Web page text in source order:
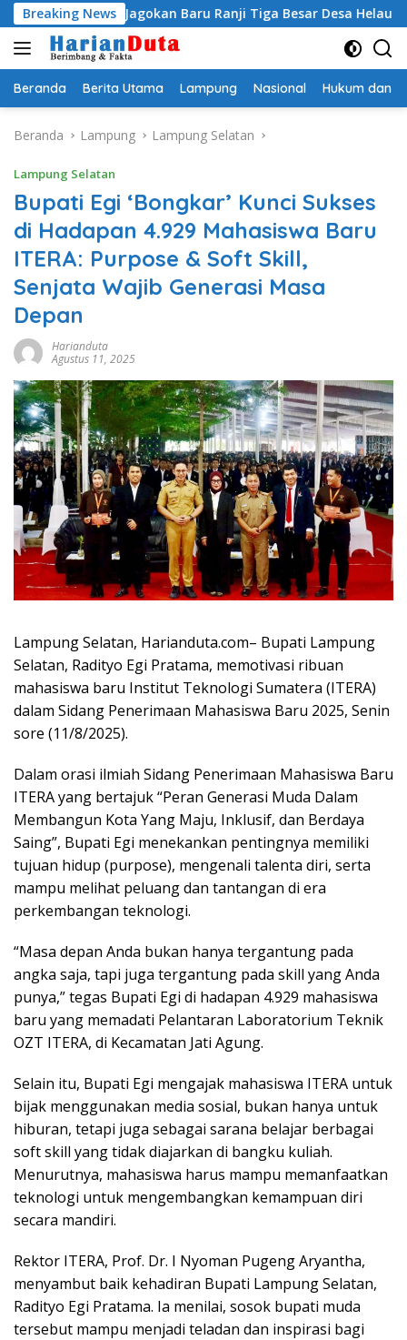
Langsung
ke
konten
Breaking News
Egi Jagokan Baru Ranji Tiga Besar Desa Helau
Beranda Berita Utama Lampung Nasional Hukum dan
Beranda Lampung Lampung Selatan
Lampung Selatan
Bupati Egi ‘Bongkar’ Kunci Sukses
di Hadapan 4.929 Mahasiswa Baru
ITERA: Purpose & Soft Skill,
Senjata Wajib Generasi Masa
Depan
Harianduta
Agustus 11, 2025
Lampung Selatan, Harianduta.com– Bupati Lampung
Selatan, Radityo Egi Pratama, memotivasi ribuan
mahasiswa baru Institut Teknologi Sumatera (ITERA)
dalam Sidang Penerimaan Mahasiswa Baru 2025, Senin
sore (11/8/2025).
Dalam orasi ilmiah Sidang Penerimaan Mahasiswa Baru
ITERA yang bertajuk “Peran Generasi Muda Dalam
Membangun Kota Yang Maju, Inklusif, dan Berdaya
Saing”, Bupati Egi menekankan pentingnya memiliki
tujuan hidup (purpose), mengenali talenta diri, serta
mampu melihat peluang dan tantangan di era
perkembangan teknologi.
“Masa depan Anda bukan hanya tergantung pada
angka saja, tapi juga tergantung pada skill yang Anda
punya,” tegas Bupati Egi di hadapan 4.929 mahasiswa
baru yang memadati Pelantaran Laboratorium Teknik
OZT ITERA, di Kecamatan Jati Agung.
Selain itu, Bupati Egi mengajak mahasiswa ITERA untuk
bijak menggunakan media sosial, bukan hanya untuk
hiburan, tetapi juga sebagai sarana belajar berbagai
soft skill yang tidak diajarkan di bangku kuliah.
Menurutnya, mahasiswa harus mampu memanfaatkan
teknologi untuk mengembangkan kemampuan diri
secara mandiri.
Rektor ITERA, Prof. Dr. I Nyoman Pugeng Aryantha,
menyambut baik kehadiran Bupati Lampung Selatan,
Radityo Egi Pratama. Ia menilai, sosok bupati muda
tersebut mampu menjadi teladan dan inspirasi bagi